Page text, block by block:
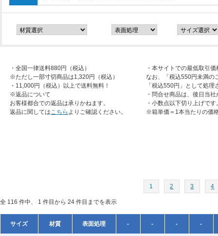
・全国一律送料880円（税込）
※ただし一部寸切商品は1,320円（税込）
・11,000円（税込）以上で送料無料！
※返品について
お客様都合での返品は承りかねます。
返品に関してはこちら よりご確認ください。
・本サイトでの最低取引
なお、「税込550円未満の
「税込550円」として処
・問合せ商品は、後日当
・小数点以下切り上げです
※箱単価＝1本当たりの価
1 2 3 4
全 116 件中、 1 件目から 24 件目までを表示
サイズ 材質 表面処理 - - - -